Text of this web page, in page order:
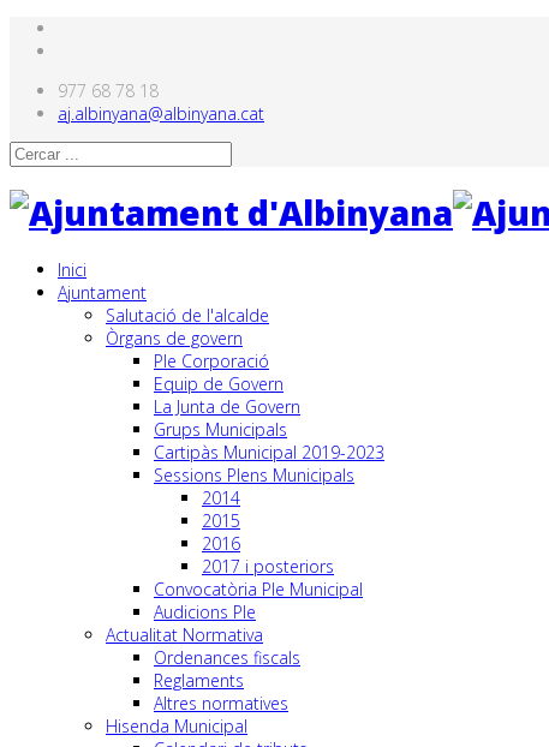
977 68 78 18
aj.albinyana@albinyana.cat
Inici
Ajuntament
Salutació de l'alcalde
Òrgans de govern
Ple Corporació
Equip de Govern
La Junta de Govern
Grups Municipals
Cartipàs Municipal 2019-2023
Sessions Plens Municipals
2014
2015
2016
2017 i posteriors
Convocatòria Ple Municipal
Audicions Ple
Actualitat Normativa
Ordenances fiscals
Reglaments
Altres normatives
Hisenda Municipal